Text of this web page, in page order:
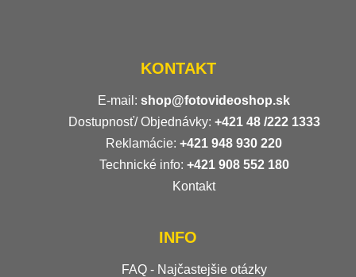
KONTAKT
E-mail: shop@fotovideoshop.sk
Dostupnosť/ Objednávky: +421 48 /222 1333
Reklamácie: +421 948 930 220
Technické info: +421 908 552 180
Kontakt
INFO
FAQ - Najčastejšie otázky